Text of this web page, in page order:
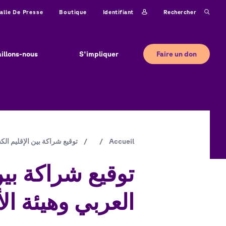
De Presse Boutique Identifiant Rechercher
nous S'impliquer Faire un don
Fil
d'Ariane
Accueil
/
/ توقيع شراكة بين الإقليم
توقيع شراكة
العربي وهيئة